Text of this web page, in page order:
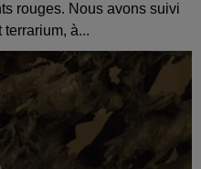
rouges. Nous avons suivi
à...